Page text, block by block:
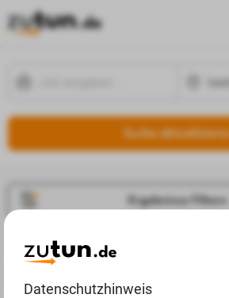
Suche aktualisieren
Ergebnisse Filtern
Jobangebote
Datenschutzhinweis